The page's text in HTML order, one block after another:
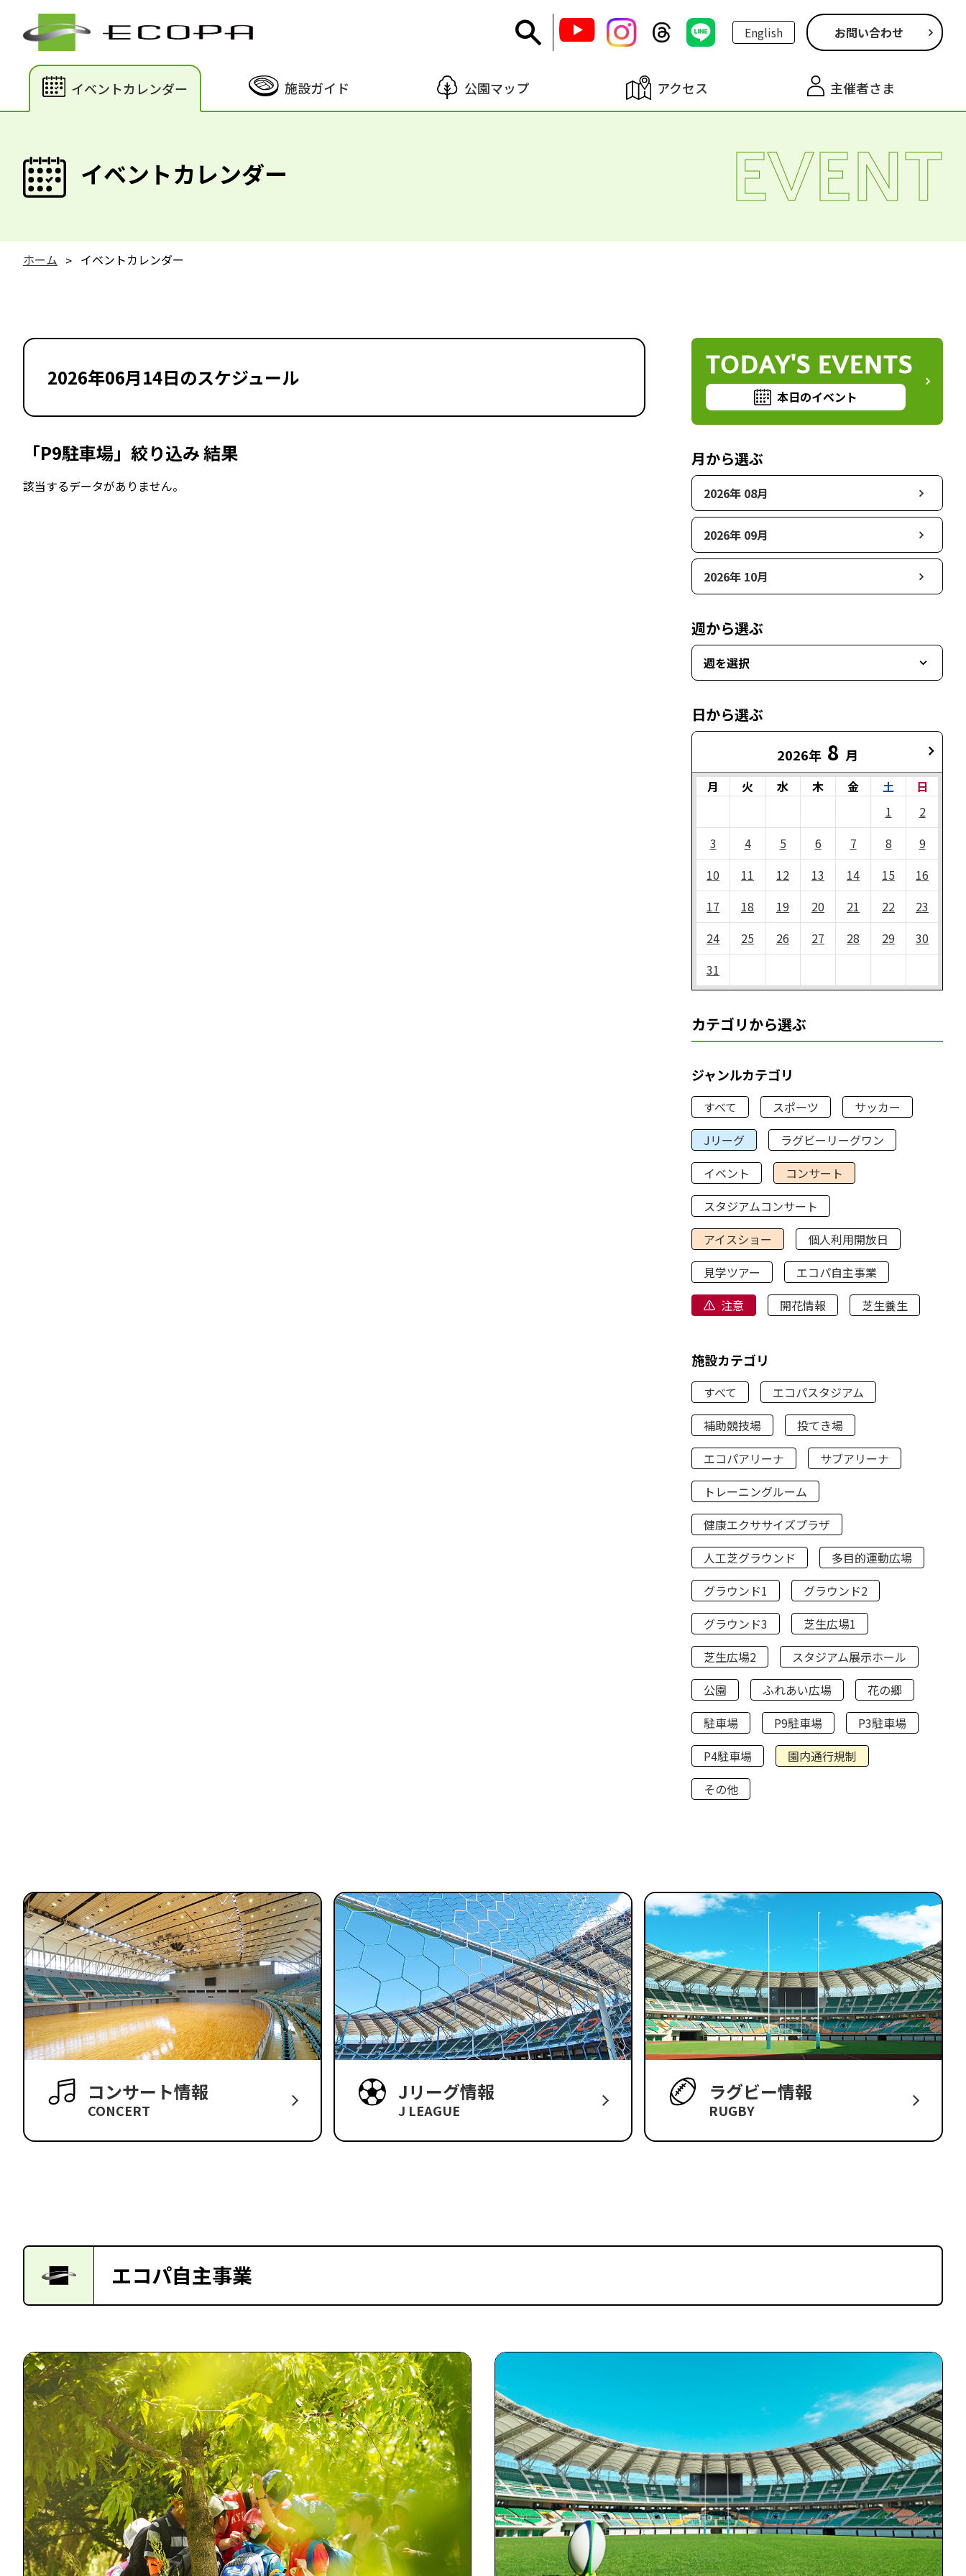
English お問い合わせ
イベントカレンダー 施設ガイド 公園マップ アクセス 主催者さま
イベントカレンダー EVENT
ホーム イベントカレンダー
2026年06月14日のスケジュール
「P9駐車場」絞り込み 結果
該当するデータがありません。
TODAY'S EVENTS
本日のイベント
月から選ぶ
2026年 08月
2026年 09月
2026年 10月
週から選ぶ
週を選択
日から選ぶ
2026年 8 月
月 火 水 木 金 土
日
1
2
3
4 5 6 7 8
9
10
11 12 13 14 15
16
17
18 19 20 21 22
23
24
25 26 27 28 29
30
31
カテゴリから選ぶ
ジャンルカテゴリ
すべて スポーツ
サッカー
Jリーグ
ラグビーリーグワン
イベント
コンサート
スタジアムコンサート
アイスショー
個人利用開放日
見学ツアー
エコパ自主事業
注意
開花情報 芝生養生
施設カテゴリ
すべて
エコパスタジアム
補助競技場
投てき場
エコパアリーナ
サブアリーナ
トレーニングルーム
健康エクササイズプラザ
人工芝グラウンド
多目的運動広場
グラウンド1
グラウンド2
グラウンド3
芝生広場1
芝生広場2
スタジアム展示ホール
公園
ふれあい広場
花の郷
駐車場
P9駐車場
P3駐車場
P4駐車場
園内通行規制
その他
コンサート情報
CONCERT
Jリーグ情報
J LEAGUE
ラグビー情報
RUGBY
エコパ自主事業